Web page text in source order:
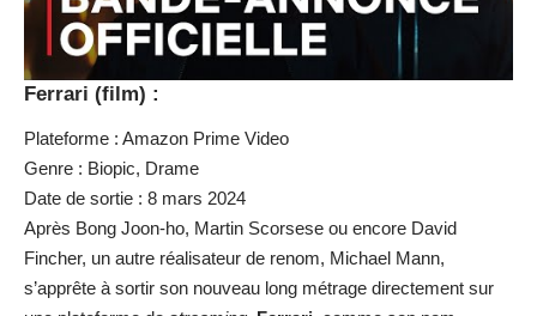
Ferrari (film) :
Plateforme : Amazon Prime Video
Genre : Biopic, Drame
Date de sortie : 8 mars 2024
Après Bong Joon-ho, Martin Scorsese ou encore David
Fincher, un autre réalisateur de renom, Michael Mann,
s’apprête à sortir son nouveau long métrage directement sur